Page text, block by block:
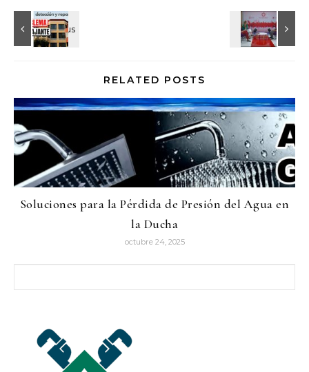
RELATED POSTS
Soluciones para la Pérdida de Presión del Agua en
la Ducha
octubre 24, 2025